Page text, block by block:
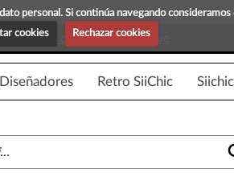
personal. Si continúa navegando consideramos
cookies Rechazar cookies
Siichic ¡Descubre maravillosas prendas que
beta, disponible en breve
Retro SiiChic Siichic